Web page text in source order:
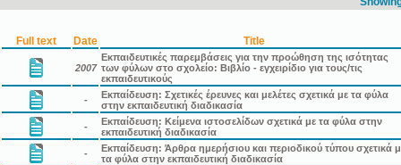
Full text Date Title
2007
Εκπαιδευτικές παρεμβάσεις για την προώθηση της ισότητας
των φύλων στο σχολείο: Βιβλίο - εγχειρίδιο για τους/τις
εκπαιδευτικούς
-
Εκπαίδευση: Σχετικές έρευνες και μελέτες σχετικά με τα φύλα
στην εκπαιδευτική διαδικασία
-
Εκπαίδευση: Κείμενα ιστοσελίδων σχετικά με τα φύλα στην
εκπαιδευτική διαδικασία
-
Εκπαίδευση: Άρθρα ημερήσιου και περιοδικού τύπου σχετικά
τα φύλα στην εκπαιδευτική διαδικασία